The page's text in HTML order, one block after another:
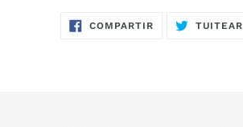
COMPARTIRCOMPARTIRTUITEAR